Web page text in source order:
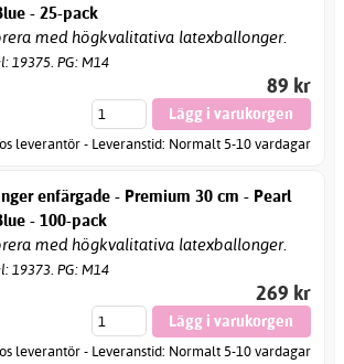
- 25-pack
med högkvalitativa latexballonger.
19375. PG: M14
89 kr
leverantör - Leveranstid: Normalt 5-10 vardagar
enfärgade - Premium 30 cm - Pearl
- 100-pack
med högkvalitativa latexballonger.
19373. PG: M14
269 kr
leverantör - Leveranstid: Normalt 5-10 vardagar